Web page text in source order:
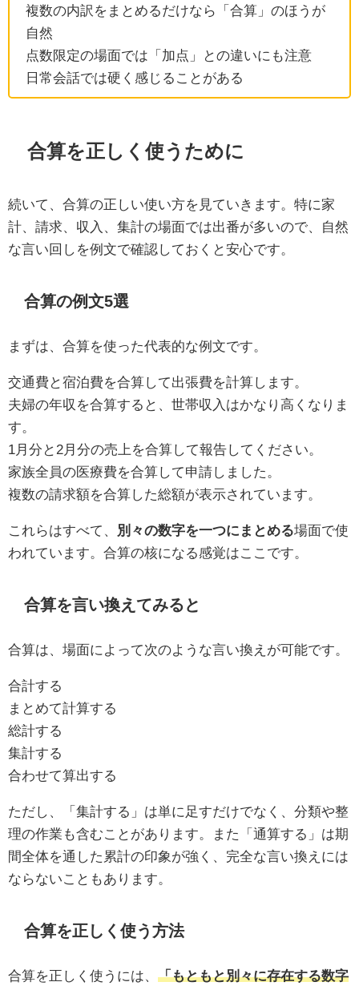
複数の内訳をまとめるだけなら「合算」のほうが
自然
点数限定の場面では「加点」との違いにも注意
日常会話では硬く感じることがある
合算を正しく使うために
続いて、合算の正しい使い方を見ていきます。特に家
計、請求、収入、集計の場面では出番が多いので、自然
な言い回しを例文で確認しておくと安心です。
合算の例文5選
まずは、合算を使った代表的な例文です。
交通費と宿泊費を合算して出張費を計算します。
夫婦の年収を合算すると、世帯収入はかなり高くなりま
す。
1月分と2月分の売上を合算して報告してください。
家族全員の医療費を合算して申請しました。
複数の請求額を合算した総額が表示されています。
これらはすべて、 別々の数字を一つにまとめる場面で使
われています。合算の核になる感覚はここです。
合算を言い換えてみると
合算は、場面によって次のような言い換えが可能です。
合計する
まとめて計算する
総計する
集計する
合わせて算出する
ただし、「集計する」は単に足すだけでなく、分類や整
理の作業も含むことがあります。また「通算する」は期
間全体を通した累計の印象が強く、完全な言い換えには
ならないこともあります。
合算を正しく使う方法
合算を正しく使うには、 「もともと別々に存在する数字